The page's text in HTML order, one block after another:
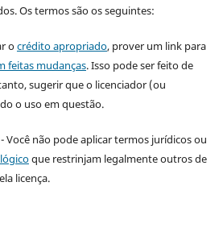
Os termos são os seguintes:
ocrédito apropriado, prover um link para
feitas mudanças. Isso pode ser feito de
sugerir que o licenciador (ou
o uso em questão.
Você não pode aplicar termos jurídicos ou
que restrinjam legalmente outros de
licença.